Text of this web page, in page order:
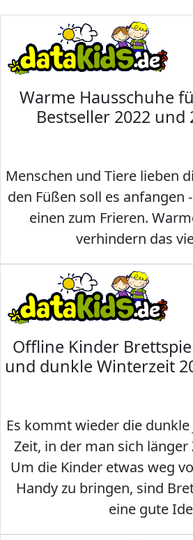
Warme Hausschuhe
Bestseller 2022 und
Menschen und Tiere lieben
den Füßen soll es anfangen
einen zum Frieren.
verhindern das
Offline Kinder
und dunkle Winterzeit
Es kommt wieder die dunkle
Zeit, in der man sich
Um die Kinder etwas weg
Handy zu bringen, sind
eine gute